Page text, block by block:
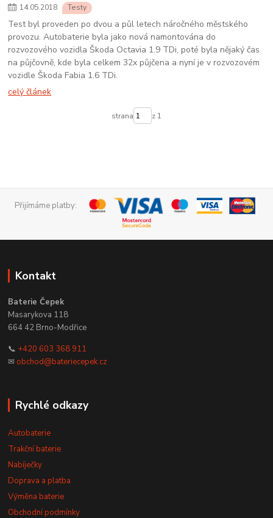
14.05.2018 Testy
Test byl proveden po dvou a půl letech náročného městského
provozu. Autobaterie byla jako nová namontována do
rozvozového vozidla Škoda Octavia 1.9 TDi, poté byla nějaký čas
na půjčovně, kde byla celkem 32x půjčena a nyní je v rozvozovém
vozidle Škoda Fabia 1.6 TDi.
celý článek
strana z 1
Přijímáme platby:
Kontakt
Baterie Čepek
Masarykova 118
664 42 Brno-Modřice
📞 +420 603 368 911
✉ obchod@bateriecepek.cz
Rychlé odkazy
Autobaterie
Trakční baterie
Nabíječky
Doprava a platba
Výměna baterie
Obchodní podmínky